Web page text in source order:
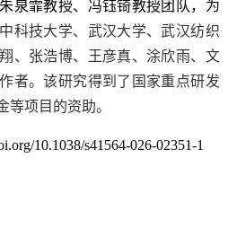
泉霏教授、冯钰锜教授团队，为
中科技大学、武汉大学、武汉纺织
、张浩博、王彦真、涂欣雨、文
者。该研究得到了国家重点研发
等项目的资助。
10.1038/s41564-026-02351-1